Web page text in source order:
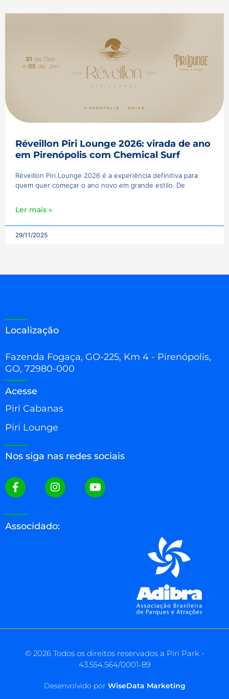
Réveillon Piri Lounge 2026: virada de ano
em Pirenópolis com Chemical Surf
Réveillon Piri Lounge 2026 é a experiência definitiva para
quem quer começar o ano novo em grande estilo. De
Ler mais »
29/11/2025
Localização
Fazenda Fogaça, GO-225, Km 4 - Pirenópolis,
GO, 72980-000
Acesse
Piri Cabanas
Piri Lounge
Nos siga nas redes sociais
Associdado:
© 2026 Todos os direitos reservados a Piri Park -
43.554.564/0001-89
Desenvolvido por WiseData Marketing